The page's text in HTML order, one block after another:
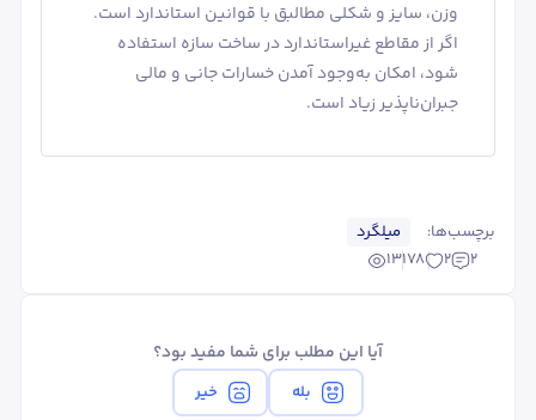
وزن، سایز و شکلی مطالبق با قوانین استاندارد است.
اگر از مقاطع غیراستاندارد در ساخت سازه استفاده
شود، امکان به‌وجود آمدن خسارات جانی و مالی
جبران‌ناپذیر زیاد است.
برچسب‌ها:
میلگرد
2
2
13178
آیا این مطلب برای شما مفید بود؟
بله خیر